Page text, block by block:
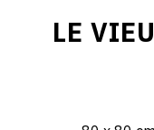
LE